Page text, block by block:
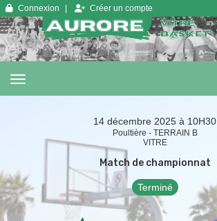
Connexion Créer un compte
14 décembre 2025 à 10H30
Poultière - TERRAIN B
VITRE
Match de championnat
Terminé
Panneau de gestion des cookies